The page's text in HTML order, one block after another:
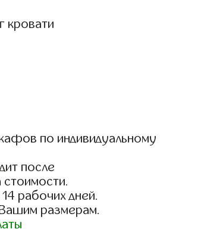
кровати
по индивидуальному
после
стоимости.
рабочих дней.
размерам.